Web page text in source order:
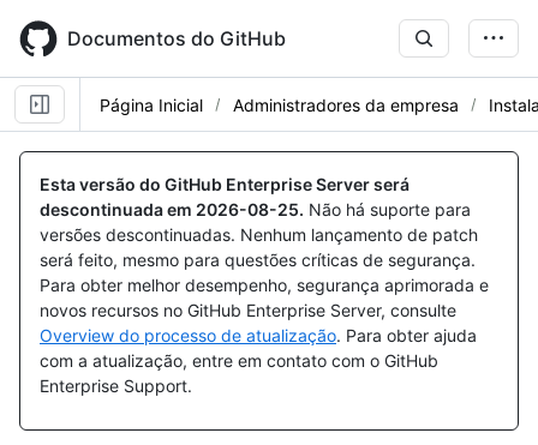
main
content
Documentos do GitHub
Página Inicial Administradores da empresa
Esta versão do GitHub Enterprise Server será
descontinuada em 2026-08-25. Não há suporte para
versões descontinuadas. Nenhum lançamento de patch
será feito, mesmo para questões críticas de segurança.
Para obter melhor desempenho, segurança aprimorada e
novos recursos no GitHub Enterprise Server, consulte
Overview do processo de atualização. Para obter ajuda
com a atualização, entre em contato com o GitHub
Enterprise Support.